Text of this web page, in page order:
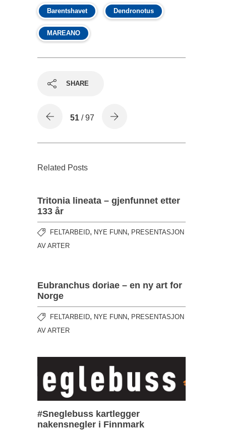
Barentshavet Dendronotus
MAREANO
SHARE
51 / 97
Related Posts
Tritonia lineata – gjenfunnet etter
133 år
FELTARBEID, NYE FUNN, PRESENTASJON
AV ARTER
Eubranchus doriae – en ny art for
Norge
FELTARBEID, NYE FUNN, PRESENTASJON
AV ARTER
#Sneglebuss kartlegger
nakensnegler i Finnmark